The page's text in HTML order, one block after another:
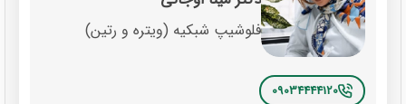
فلوشیپ شبکیه (ویتره و رتین)
09034444120